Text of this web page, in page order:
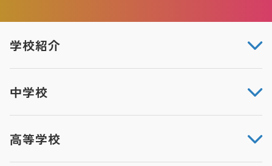
学校紹介
中学校
高等学校